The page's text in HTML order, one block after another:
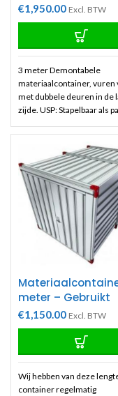
€1,950.00 Excl. BTW
3 meter Demontabele
materiaalcontainer, vuren
met dubbele deuren in de
zijde. USP: Stapelbaar als
Hoeken hebben pen en gat
verbinding tov te stapelen
containers. Gebruik
onderstaande formulier
offerte of order te
Offertes zijn geheel
uiteraard.
meter – Gebruikt
€1,150.00 Excl. BTW
Wij hebben van deze
container regelmatig